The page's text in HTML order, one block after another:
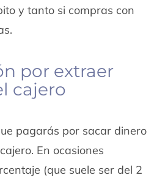
y tanto si compras con
por extraer
cajero
pagarás por sacar dinero
En ocasiones
(que suele ser del 2